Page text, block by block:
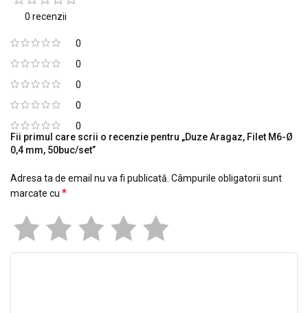
0 recenzii
0
0
0
0
0
Fii primul care scrii o recenzie pentru „Duze Aragaz, Filet M6-Ø
0,4 mm, 50buc/set”
Adresa ta de email nu va fi publicată. Câmpurile obligatorii sunt
marcate cu *